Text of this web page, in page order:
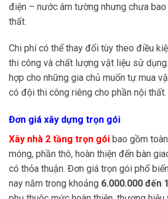
điện – nước âm tường nhưng chưa
thất.
Chi phí có thể thay đổi tùy theo điều
thi công và chất lượng vật liệu sử
hợp cho những gia chủ muốn tự mua
có đội thi công riêng cho phần nội thất.
Đơn giá xây dựng trọn gói
Xây nhà 2 tầng trọn gói bao gồm
móng, phần thô, hoàn thiện đến bàn
có thỏa thuận. Đơn giá trọn gói phổ
nay nằm trong khoảng 6.000.000 đến